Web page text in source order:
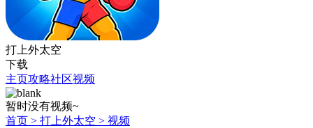
打上外太空
下载
主页攻略社区视频
暂时没有视频~
首页 > 打上外太空 > 视频